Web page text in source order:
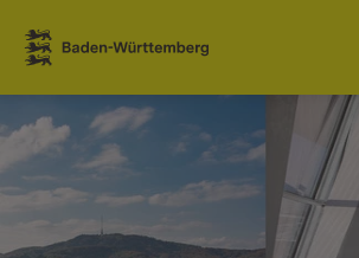
Sauter au contenu
Link zur Startseite